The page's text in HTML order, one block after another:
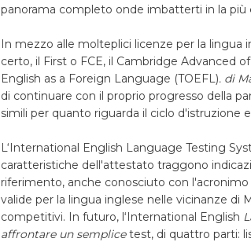
panorama completo onde imbatterti in la più
In mezzo alle molteplici licenze per la lingua
certo, il First o FCE, il Cambridge Advanced
English as a Foreign Language (TOEFL). di
di continuare con il proprio progresso della
simili per quanto riguarda il ciclo d'istruzione
L‘International English Language Testing
caratteristiche dell'attestato traggono
riferimento, anche conosciuto con
valide per la lingua inglese nelle vicinanze di
competitivi. In futuro, l‘International English
affrontare un semplicetest, di quattro parti: